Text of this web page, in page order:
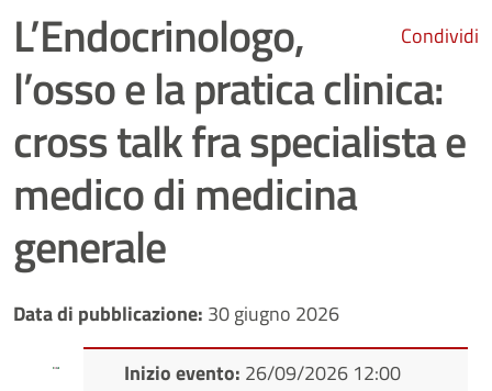
Condividi
L’Endocrinologo,
l’osso e la pratica clinica:
cross talk fra specialista e
medico di medicina
generale
Data di pubblicazione: 30 giugno 2026
Inizio evento: 26/09/2026 12:00